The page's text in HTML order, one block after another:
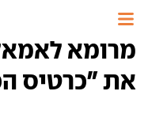
מרומא
את "כרטיס